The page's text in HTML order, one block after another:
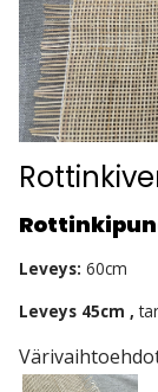
Leveys: 60cm
Leveys 45cm ,